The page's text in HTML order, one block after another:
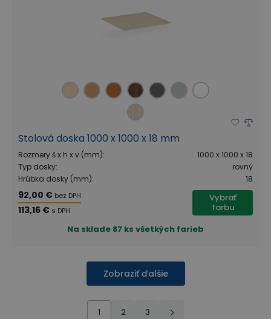
Stolová doska 1000 x 1000 x 18 mm
Rozmery š x h x v (mm):
1000 x 1000 x 18
Typ dosky:
rovný
Hrúbka dosky (mm): 18
92,00 € bez DPH
113,16 € s DPH
Vybrať
farbu
Na sklade 87 ks všetkých farieb
Zobraziť ďalšie
1 2 3